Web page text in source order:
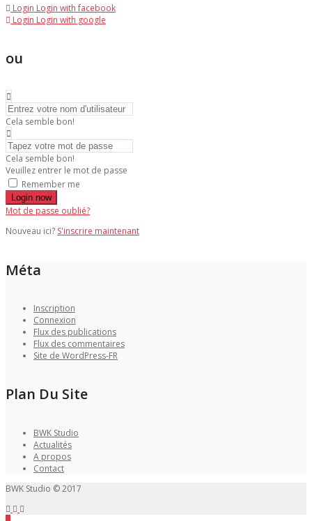
Login Login with facebook
Login Login with google
ou
Cela semble bon!
Cela semble bon!
Veuillez entrer le mot de passe
Remember me
Login now
Mot de passe oublié?
Nouveau ici? S'inscrire maintenant
Méta
Inscription
Connexion
Flux des publications
Flux des commentaires
Site de WordPress-FR
Plan Du Site
BWK Studio
Actualités
A propos
Contact
BWK Studio © 2017